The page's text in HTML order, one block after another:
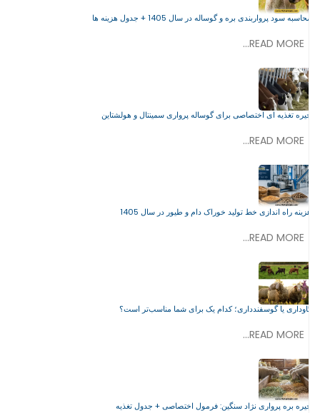
محاسبه سود پرواربندی بره و گوساله در سال 1405 + جدول هزینه‌ ها
READ MORE...
جیره تغذیه ای اختصاصی برای گوساله پرواری سمینتال و هولشتاین
READ MORE...
هزینه راه اندازی خط تولید خوراک دام و طیور در سال 1405
READ MORE...
گاوداری یا گوسفندداری؛ کدام یک برای شما مناسب‌تر است؟
READ MORE...
جیره بره پرواری نژاد سنگین: فرمول اختصاصی + جدول تغذیه